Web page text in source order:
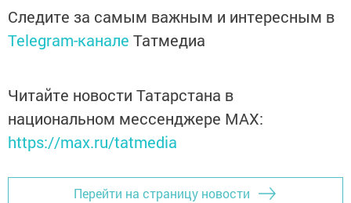
Следите за самым важным и интересным в
Telegram-канале Татмедиа
Читайте новости Татарстана в
национальном мессенджере MАХ:
https://max.ru/tatmedia
Перейти на страницу новости